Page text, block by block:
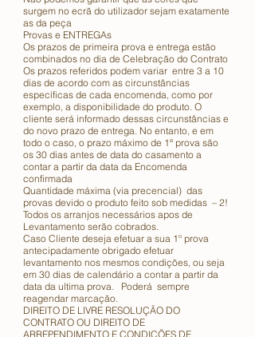
surgem no ecrã do utilizador sejam exatamente
as da peça
Provas e ENTREGAs
Os prazos de primeira prova e entrega estão
combinados no dia de Celebração do Contrato
Os prazos referidos podem variar entre 3 a 10
dias de acordo com as circunstâncias
específicas de cada encomenda, como por
exemplo, a disponibilidade do produto. O
cliente será informado dessas circunstâncias e
do novo prazo de entrega. No entanto, e em
todo o caso, o prazo máximo de 1ª prova são
os 30 dias antes de data do casamento a
contar a partir da data da Encomenda
confirmada
Quantidade máxima (via precencial) das
provas devido o produto feito sob medidas – 2!
Todos os arranjos necessários apos de
Levantamento serão cobrados.
Caso Cliente deseja efetuar a sua 1º prova
antecipadamente obrigado efetuar
levantamento nos mesmos condições, ou seja
em 30 dias de calendário a contar a partir da
data da ultima prova. Poderá sempre
reagendar marcação.
DIREITO DE LIVRE RESOLUÇÃO DO
CONTRATO OU DIREITO DE
ARREPENDIMENTO E CONDIÇÕES DE